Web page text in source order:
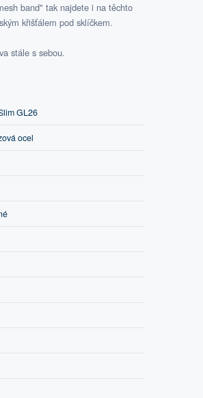
band" tak najdete i na těchto
křišťálem pod sklíčkem.
stále s sebou.
GL26
ocel